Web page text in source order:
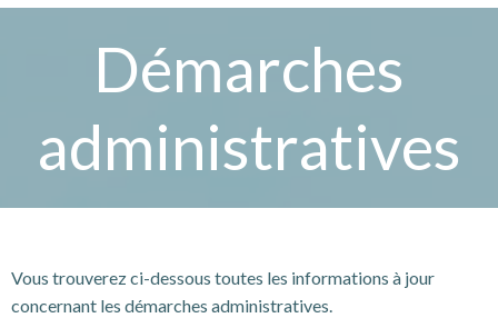
Démarches
administratives
Vous trouverez ci-dessous toutes les informations à jour
concernant les démarches administratives.